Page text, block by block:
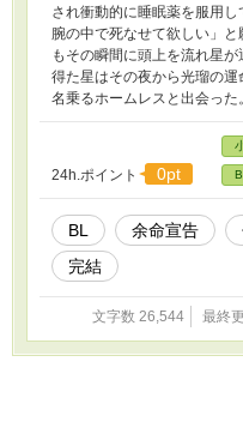
され衝動的に睡眠薬を服用
腕の中で死なせて欲しい」
もその瞬間に頭上を流れ星
得た星はその夜から光瑠の
名乗るホームレスと出会った
24h.ポイント 0pt
BL 余命宣告
完結
文字数 26,544 最終